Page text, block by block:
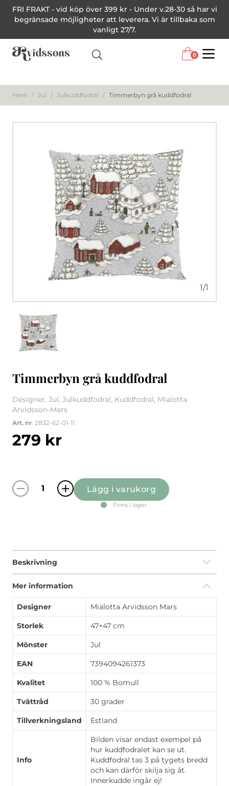
FRI FRAKT - vid köp över 399 kr - Under v.28-30 så har vi
begränsade möjligheter att leverera. Vi är tillbaka som
vanligt 27/7.
0
Hem / Jul / Julkuddfodral / Timmerbyn grå kuddfodral
1/1
Timmerbyn grå kuddfodral
Designer, Jul, Julkuddfodral, Kuddfodral, Mialotta
Arvidsson-Mars
Art. nr: 2832-62-01-11
279 kr
Timmerbyn grå kuddfodral mängd
Lägg i varukorg
Finns i lager
Beskrivning
Mer information
Designer Mialotta Arvidsson Mars
Storlek 47×47 cm
Mönster Jul
EAN 7394094261373
Kvalitet 100 % Bomull
Tvättråd 30 grader
Tillverkningsland Estland
Info
Bilden visar endast exempel på
hur kuddfodralet kan se ut.
Kuddfodral tas 3 på tygets bredd
och kan därför skilja sig åt.
Innerkudde ingår ej!